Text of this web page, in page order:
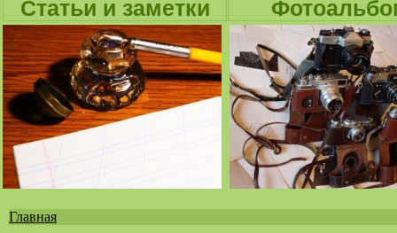
Статьи и заметки
Главная